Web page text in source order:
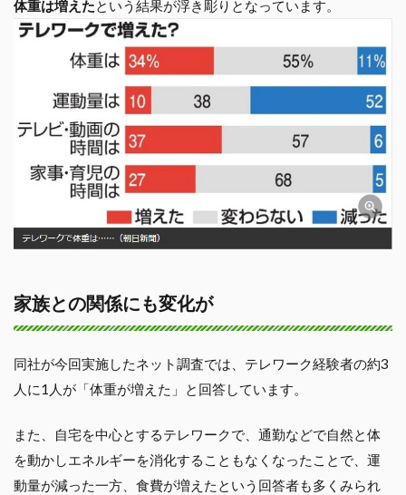
体重は増えたという結果が浮き彫りとなっています。
家族との関係にも変化が
同社が今回実施したネット調査では、テレワーク経験者の約3
人に1人が「体重が増えた」と回答しています。
また、自宅を中心とするテレワークで、通勤などで自然と体
を動かしエネルギーを消化することもなくなったことで、運
動量が減った一方、食費が増えたという回答者も多くみられ